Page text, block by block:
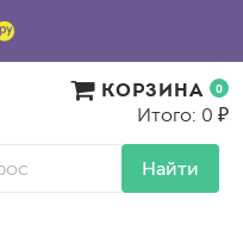
Найти
КОРЗИНА 0
Итого: 0 ₽